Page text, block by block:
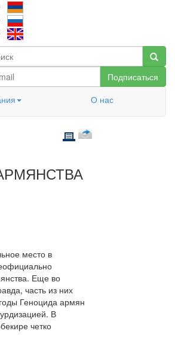
Подписаться
О нас
место в
Еще во
часть из них
Геноцида армян
В
четко